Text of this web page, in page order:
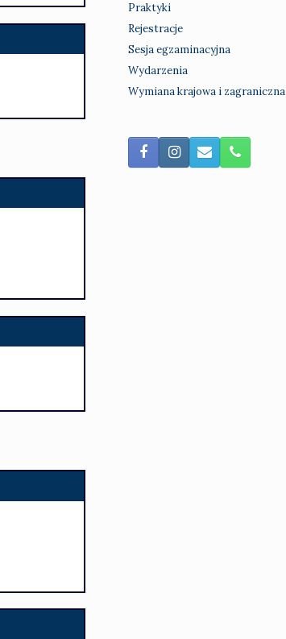
Praktyki
Rejestracje
Sesja egzaminacyjna
Wydarzenia
Wymiana krajowa i zagraniczna